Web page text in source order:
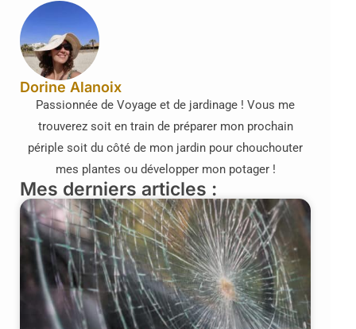
Dorine Alanoix
Passionnée de Voyage et de jardinage ! Vous me
trouverez soit en train de préparer mon prochain
périple soit du côté de mon jardin pour chouchouter
mes plantes ou développer mon potager !
Mes derniers articles :